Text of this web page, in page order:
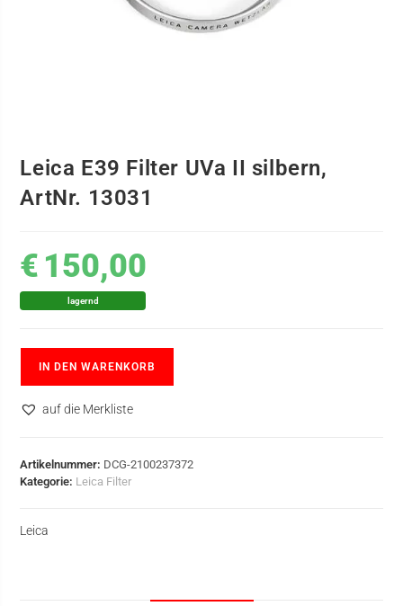
Leica E39 Filter UVa II silbern,
ArtNr. 13031
€ 150,00
lagernd
IN DEN WARENKORB
auf die Merkliste
Artikelnummer: DCG-2100237372
Kategorie: Leica Filter
Leica